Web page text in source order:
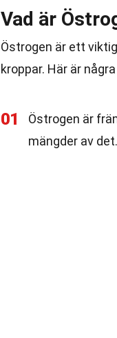
Vad är
Östrogen är ett
kroppar. Här är
01
Östrogen är
mängder av det.